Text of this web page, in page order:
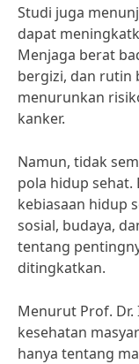
Studi juga
dapat
Menjaga berat
bergizi, dan rutin
menurunkan
kanker.
Namun, tidak
pola hidup
kebiasaan hidup
sosial, budaya,
tentang
ditingkatkan.
Menurut Prof.
kesehatan
hanya tentang